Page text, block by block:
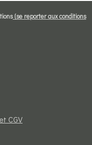
(se reporter aux conditions
CGV